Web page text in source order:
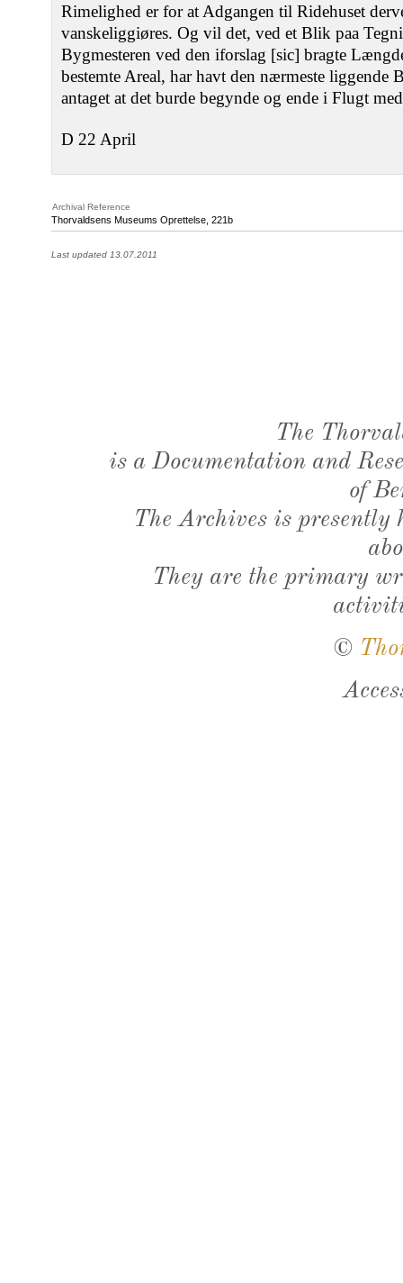
Rimelighed er for at Adgangen til Ridehuset
vanskeliggiøres. Og vil det, ved et Blik paa
Bygmesteren ved den iforslag [sic] bragte
bestemte Areal, har havt den nærmeste liggende
antaget at det burde begynde og ende i Flugt
D 22 April
Archival Reference
Thorvaldsens Museums Oprettelse, 221b
Last updated 13.07.2011
The
is a Documentation and
of
The Archives is presently
They are the primary
©